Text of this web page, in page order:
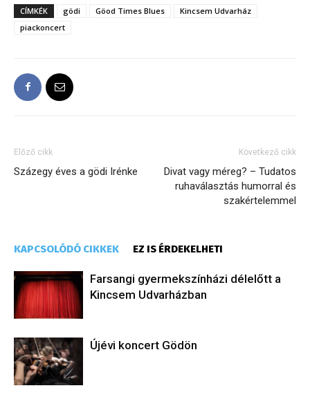
CÍMKÉK gödi Göod Times Blues
Kincsem Udvarház
piackoncert
Előző cikk
Százegy éves a gödi Irénke
Következő cikk
Divat vagy méreg? – Tudatos
ruhaválasztás humorral és
szakértelemmel
KAPCSOLÓDÓ CIKKEK EZ IS ÉRDEKELHETI
Farsangi gyermekszínházi délelőtt a
Kincsem Udvarházban
Újévi koncert Gödön